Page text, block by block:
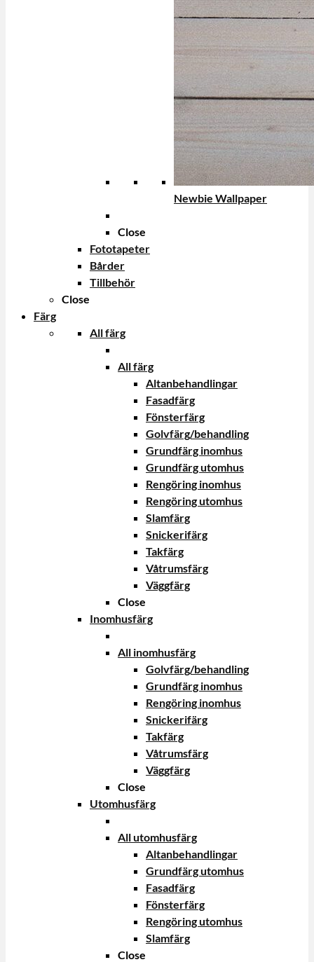
Newbie Wallpaper
Close
Fototapeter
Bårder
Tillbehör
Close
Färg
All färg
All färg
Altanbehandlingar
Fasadfärg
Fönsterfärg
Golvfärg/behandling
Grundfärg inomhus
Grundfärg utomhus
Rengöring inomhus
Rengöring utomhus
Slamfärg
Snickerifärg
Takfärg
Våtrumsfärg
Väggfärg
Close
Inomhusfärg
All inomhusfärg
Golvfärg/behandling
Grundfärg inomhus
Rengöring inomhus
Snickerifärg
Takfärg
Våtrumsfärg
Väggfärg
Close
Utomhusfärg
All utomhusfärg
Altanbehandlingar
Grundfärg utomhus
Fasadfärg
Fönsterfärg
Rengöring utomhus
Slamfärg
Close